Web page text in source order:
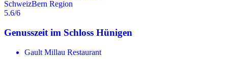
SchweizBern Region
5.6/6
Genusszeit im Schloss Hünigen
Gault Millau Restaurant